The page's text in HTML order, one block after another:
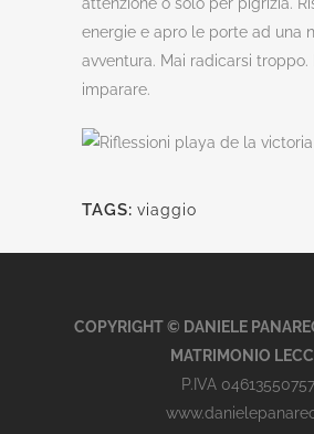
energie e apro le porte ad una
avventura. Mai radicarsi troppo.
imparare.
TAGS: viaggio
COPYRIGHT © DANIELE
MATRIMONIO
P.IVA 04613550757